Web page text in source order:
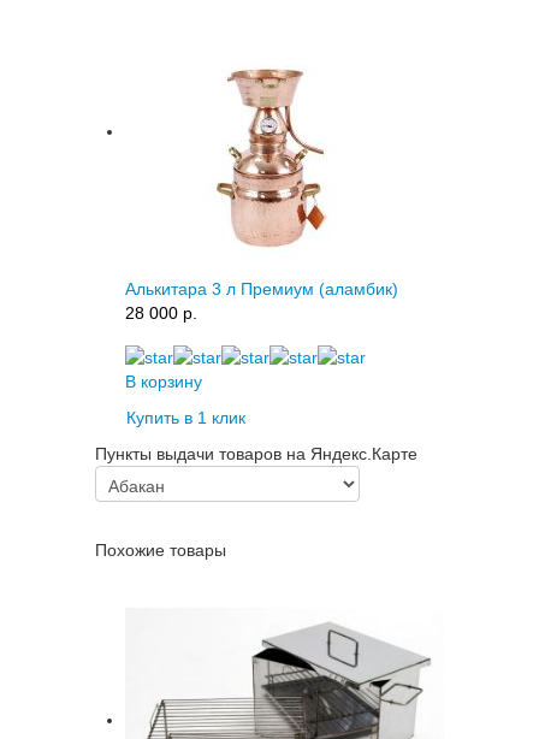
Алькитара 3 л Премиум (аламбик)
28 000 p.
В корзину
Купить в 1 клик
Пункты выдачи товаров на Яндекс.Карте
Похожие товары